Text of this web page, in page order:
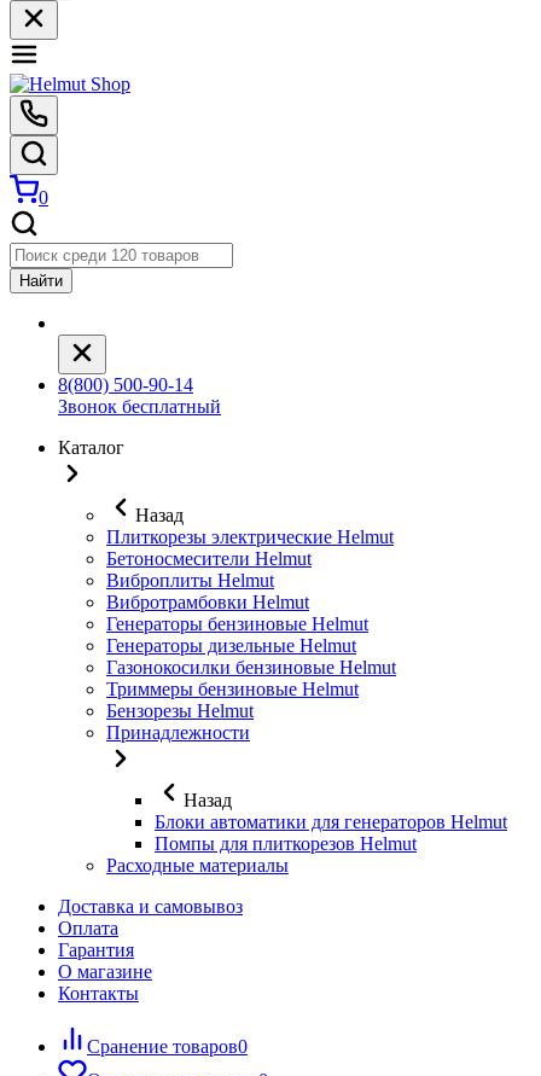
0
Найти
8(800) 500-90-14
Звонок бесплатный
Каталог
Назад
Плиткорезы электрические Helmut
Бетоносмесители Helmut
Виброплиты Helmut
Вибротрамбовки Helmut
Генераторы бензиновые Helmut
Генераторы дизельные Helmut
Газонокосилки бензиновые Helmut
Триммеры бензиновые Helmut
Бензорезы Helmut
Принадлежности
Назад
Блоки автоматики для генераторов Helmut
Помпы для плиткорезов Helmut
Расходные материалы
Доставка и самовывоз
Оплата
Гарантия
О магазине
Контакты
Сранение товаров0